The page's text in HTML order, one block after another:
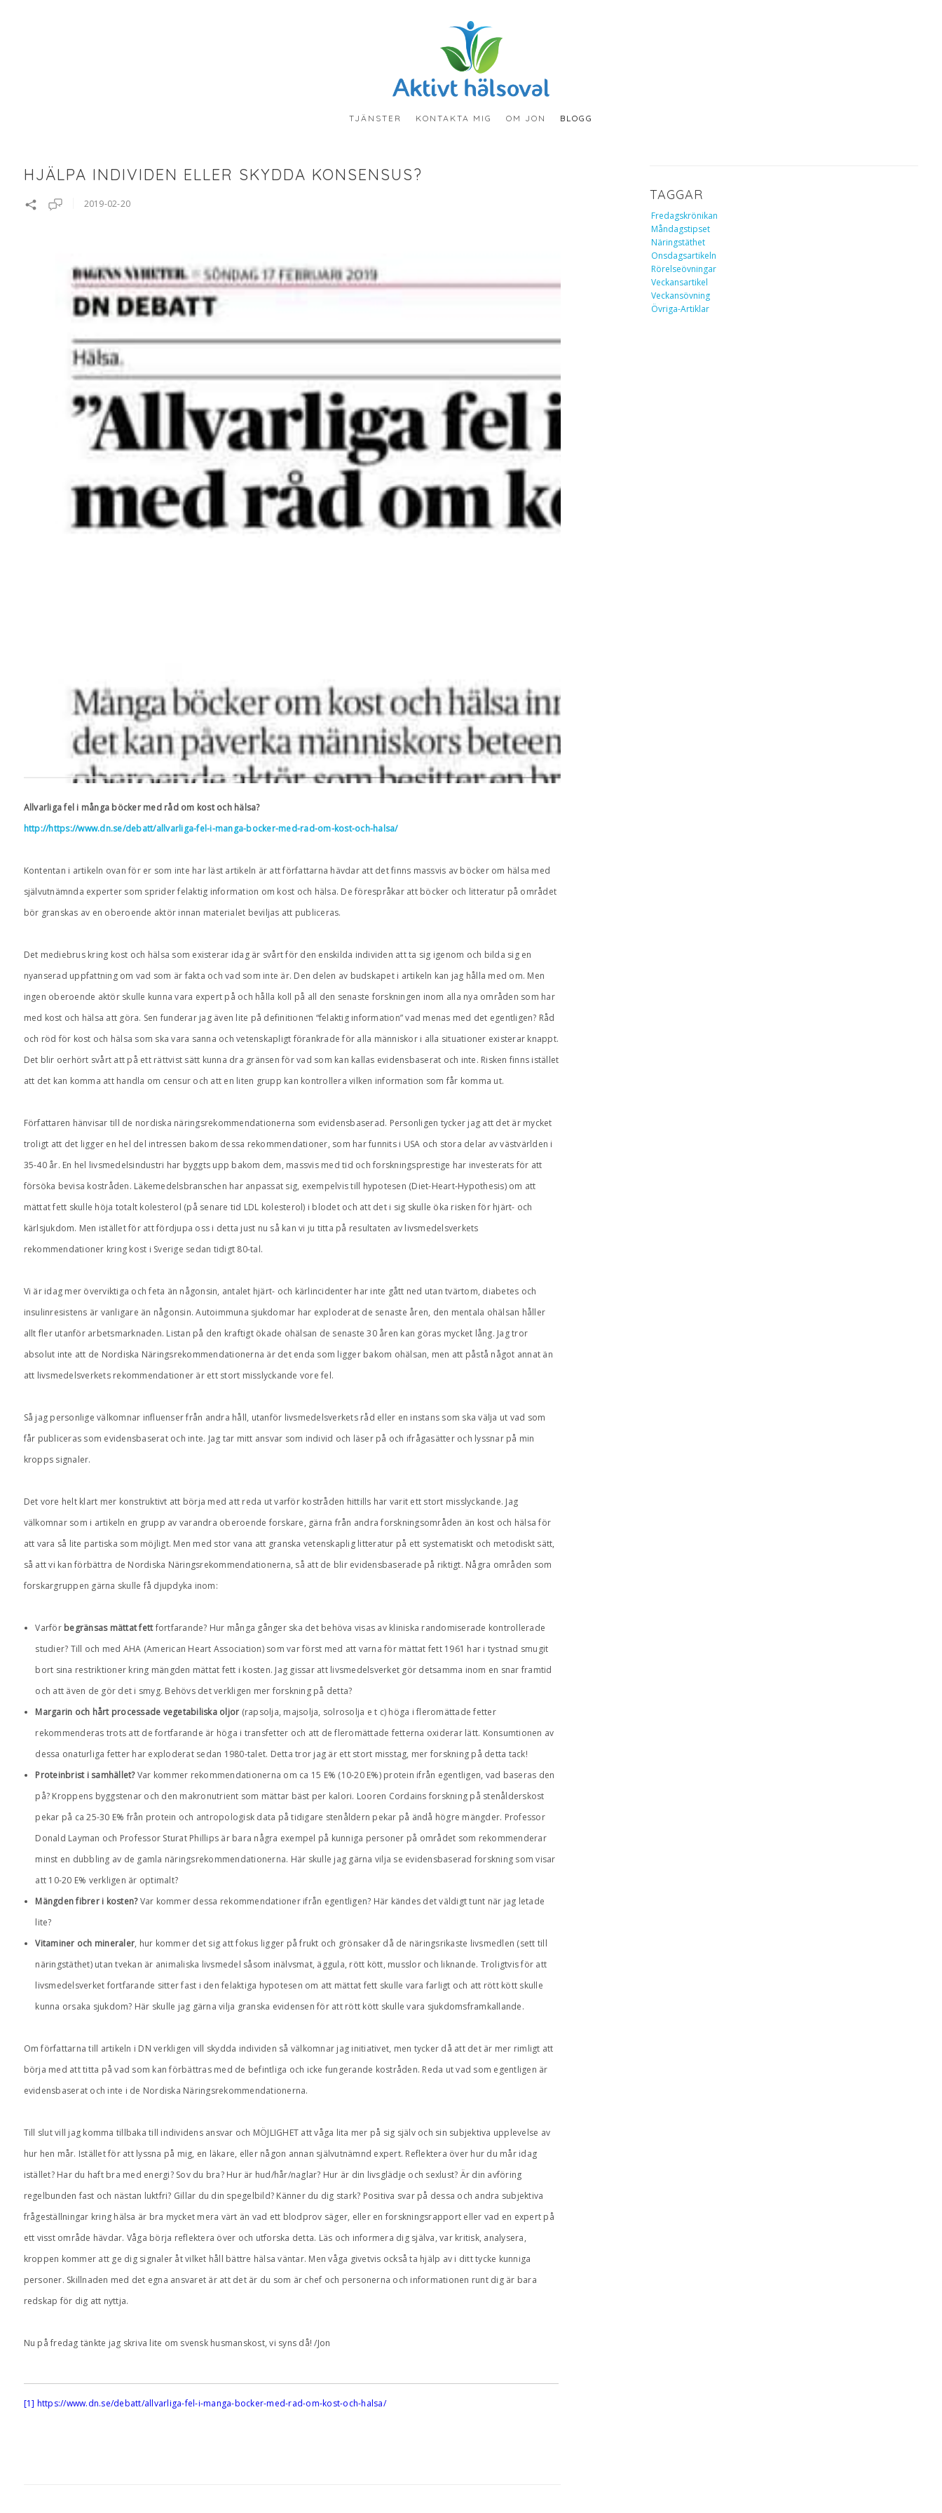
TJÄNSTER KONTAKTA MIG OM JON BLOGG
HJÄLPA INDIVIDEN ELLER SKYDDA KONSENSUS?
2019-02-20
Allvarliga fel i många böcker med råd om kost och hälsa?
http://https://www.dn.se/debatt/allvarliga-fel-i-manga-bocker-med-rad-om-kost-och-halsa/
Kontentan i artikeln ovan för er som inte har läst artikeln är att författarna hävdar att det finns massvis av böcker om hälsa med
självutnämnda experter som sprider felaktig information om kost och hälsa. De förespråkar att böcker och litteratur på området
bör granskas av en oberoende aktör innan materialet beviljas att publiceras.
Det mediebrus kring kost och hälsa som existerar idag är svårt för den enskilda individen att ta sig igenom och bilda sig en
nyanserad uppfattning om vad som är fakta och vad som inte är. Den delen av budskapet i artikeln kan jag hålla med om. Men
ingen oberoende aktör skulle kunna vara expert på och hålla koll på all den senaste forskningen inom alla nya områden som har
med kost och hälsa att göra. Sen funderar jag även lite på definitionen “felaktig information” vad menas med det egentligen? Råd
och röd för kost och hälsa som ska vara sanna och vetenskapligt förankrade för alla människor i alla situationer existerar knappt.
Det blir oerhört svårt att på ett rättvist sätt kunna dra gränsen för vad som kan kallas evidensbaserat och inte. Risken finns istället
att det kan komma att handla om censur och att en liten grupp kan kontrollera vilken information som får komma ut.
Författaren hänvisar till de nordiska näringsrekommendationerna som evidensbaserad. Personligen tycker jag att det är mycket
troligt att det ligger en hel del intressen bakom dessa rekommendationer, som har funnits i USA och stora delar av västvärlden i
35-40 år. En hel livsmedelsindustri har byggts upp bakom dem, massvis med tid och forskningsprestige har investerats för att
försöka bevisa kostråden. Läkemedelsbranschen har anpassat sig, exempelvis till hypotesen (Diet-Heart-Hypothesis) om att
mättat fett skulle höja totalt kolesterol (på senare tid LDL kolesterol) i blodet och att det i sig skulle öka risken för hjärt- och
kärlsjukdom. Men istället för att fördjupa oss i detta just nu så kan vi ju titta på resultaten av livsmedelsverkets
rekommendationer kring kost i Sverige sedan tidigt 80-tal.
Vi är idag mer överviktiga och feta än någonsin, antalet hjärt- och kärlincidenter har inte gått ned utan tvärtom, diabetes och
insulinresistens är vanligare än någonsin. Autoimmuna sjukdomar har exploderat de senaste åren, den mentala ohälsan håller
allt fler utanför arbetsmarknaden. Listan på den kraftigt ökade ohälsan de senaste 30 åren kan göras mycket lång. Jag tror
absolut inte att de Nordiska Näringsrekommendationerna är det enda som ligger bakom ohälsan, men att påstå något annat än
att livsmedelsverkets rekommendationer är ett stort misslyckande vore fel.
Så jag personlige välkomnar influenser från andra håll, utanför livsmedelsverkets råd eller en instans som ska välja ut vad som
får publiceras som evidensbaserat och inte. Jag tar mitt ansvar som individ och läser på och ifrågasätter och lyssnar på min
kropps signaler.
Det vore helt klart mer konstruktivt att börja med att reda ut varför kostråden hittills har varit ett stort misslyckande. Jag
välkomnar som i artikeln en grupp av varandra oberoende forskare, gärna från andra forskningsområden än kost och hälsa för
att vara så lite partiska som möjligt. Men med stor vana att granska vetenskaplig litteratur på ett systematiskt och metodiskt sätt,
så att vi kan förbättra de Nordiska Näringsrekommendationerna, så att de blir evidensbaserade på riktigt. Några områden som
forskargruppen gärna skulle få djupdyka inom:
Varför begränsas mättat fettfortfarande? Hur många gånger ska det behöva visas av kliniska randomiserade kontrollerade
studier? Till och med AHA (American Heart Association) som var först med att varna för mättat fett 1961 har i tystnad smugit
bort sina restriktioner kring mängden mättat fett i kosten. Jag gissar att livsmedelsverket gör detsamma inom en snar framtid
och att även de gör det i smyg. Behövs det verkligen mer forskning på detta?
Margarin och hårt processade vegetabiliska oljor (rapsolja, majsolja, solrosolja e t c) höga i fleromättade fetter
rekommenderas trots att de fortfarande är höga i transfetter och att de fleromättade fetterna oxiderar lätt. Konsumtionen av
dessa onaturliga fetter har exploderat sedan 1980-talet. Detta tror jag är ett stort misstag, mer forskning på detta tack!
Proteinbrist i samhället?Var kommer rekommendationerna om ca 15 E% (10-20 E%) protein ifrån egentligen, vad baseras den
på? Kroppens byggstenar och den makronutrient som mättar bäst per kalori. Looren Cordains forskning på stenålderskost
pekar på ca 25-30 E% från protein och antropologisk data på tidigare stenåldern pekar på ändå högre mängder. Professor
Donald Layman och Professor Sturat Phillips är bara några exempel på kunniga personer på området som rekommenderar
minst en dubbling av de gamla näringsrekommendationerna. Här skulle jag gärna vilja se evidensbaserad forskning som visar
att 10-20 E% verkligen är optimalt?
Mängden fibrer i kosten?Var kommer dessa rekommendationer ifrån egentligen? Här kändes det väldigt tunt när jag letade
lite?
Vitaminer och mineraler, hur kommer det sig att fokus ligger på frukt och grönsaker då de näringsrikaste livsmedlen (sett till
näringstäthet) utan tvekan är animaliska livsmedel såsom inälvsmat, äggula, rött kött, musslor och liknande. Troligtvis för att
livsmedelsverket fortfarande sitter fast i den felaktiga hypotesen om att mättat fett skulle vara farligt och att rött kött skulle
kunna orsaka sjukdom? Här skulle jag gärna vilja granska evidensen för att rött kött skulle vara sjukdomsframkallande.
Om författarna till artikeln i DN verkligen vill skydda individen så välkomnar jag initiativet, men tycker då att det är mer rimligt att
börja med att titta på vad som kan förbättras med de befintliga och icke fungerande kostråden. Reda ut vad som egentligen är
evidensbaserat och inte i de Nordiska Näringsrekommendationerna.
Till slut vill jag komma tillbaka till individens ansvar och MÖJLIGHET att våga lita mer på sig själv och sin subjektiva upplevelse av
hur hen mår. Istället för att lyssna på mig, en läkare, eller någon annan självutnämnd expert. Reflektera över hur du mår idag
istället? Har du haft bra med energi? Sov du bra? Hur är hud/hår/naglar? Hur är din livsglädje och sexlust? Är din avföring
regelbunden fast och nästan luktfri? Gillar du din spegelbild? Känner du dig stark? Positiva svar på dessa och andra subjektiva
frågeställningar kring hälsa är bra mycket mera värt än vad ett blodprov säger, eller en forskningsrapport eller vad en expert på
ett visst område hävdar. Våga börja reflektera över och utforska detta. Läs och informera dig själva, var kritisk, analysera,
kroppen kommer att ge dig signaler åt vilket håll bättre hälsa väntar. Men våga givetvis också ta hjälp av i ditt tycke kunniga
personer. Skillnaden med det egna ansvaret är att det är du som är chef och personerna och informationen runt dig är bara
redskap för dig att nyttja.
Nu på fredag tänkte jag skriva lite om svensk husmanskost, vi syns då! /Jon
[1] https://www.dn.se/debatt/allvarliga-fel-i-manga-bocker-med-rad-om-kost-och-halsa/
TAGGAR
Fredagskrönikan
Måndagstipset
Näringstäthet
Onsdagsartikeln
Rörelseövningar
Veckansartikel
Veckansövning
Övriga-Artiklar